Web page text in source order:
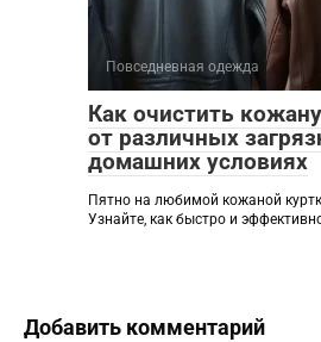
Повседневная одежда
Как очистить
от различных
домашних условиях
Пятно на любимой кожаной
Узнайте, как быстро и
Добавить комментарий